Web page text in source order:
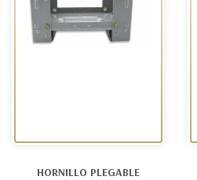
HORNILLO PLEGABLE